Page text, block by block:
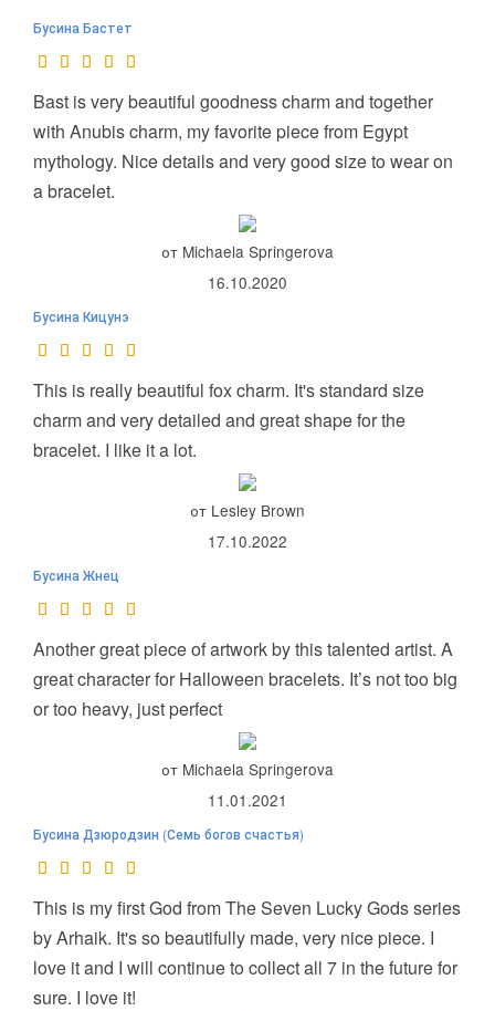
Бусина Бастет
Bast is very beautiful goodness charm and together
with Anubis charm, my favorite piece from Egypt
mythology. Nice details and very good size to wear on
a bracelet.
от Michaela Springerova
16.10.2020
Бусина Кицунэ
This is really beautiful fox charm. It's standard size
charm and very detailed and great shape for the
bracelet. I like it a lot.
от Lesley Brown
17.10.2022
Бусина Жнец
Another great piece of artwork by this talented artist. A
great character for Halloween bracelets. It’s not too big
or too heavy, just perfect
от Michaela Springerova
11.01.2021
Бусина Дзюродзин (Семь богов счастья)
This is my first God from The Seven Lucky Gods series
by Arhaik. It's so beautifully made, very nice piece. I
love it and I will continue to collect all 7 in the future for
sure. I love it!